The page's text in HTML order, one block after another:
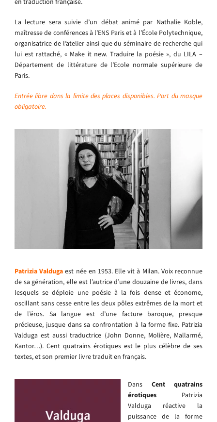
La lecture sera suivie d’un débat animé par Nathalie Koble,
maîtresse de conférences à l’ENS Paris et à l’École Polytechnique,
organisatrice de l’atelier ainsi que du séminaire de recherche qui
lui est rattaché, « Make it new. Traduire la poésie », du LILA –
Département de littérature de l’Ecole normale supérieure de
Paris.
Entrée libre dans la limite des places disponibles. Port du masque
obligatoire.
Patrizia Valduga est née en 1953. Elle vit à Milan. Voix reconnue
de sa génération, elle est l’autrice d’une douzaine de livres, dans
lesquels se déploie une poésie à la fois dense et économe,
oscillant sans cesse entre les deux pôles extrêmes de la mort et
de l’éros. Sa langue est d’une facture baroque, presque
précieuse, jusque dans sa confrontation à la forme fixe. Patrizia
Valduga est aussi traductrice (John Donne, Molière, Mallarmé,
Kantor…). Cent quatrains érotiques est le plus célèbre de ses
textes, et son premier livre traduit en français.
Dans Cent quatrains
érotiques Patrizia
Valduga réactive la
puissance de la forme